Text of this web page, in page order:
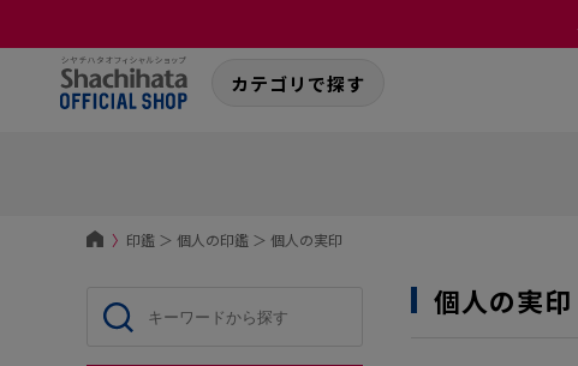
カテゴリで探す
〉 印鑑 ＞ 個人の印鑑 ＞ 個人の実印
個人の実印